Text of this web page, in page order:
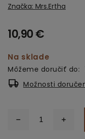
Značka: Mrs.Ertha
10,90 €
Na sklade
Môžeme doručiť do:
Možnosti